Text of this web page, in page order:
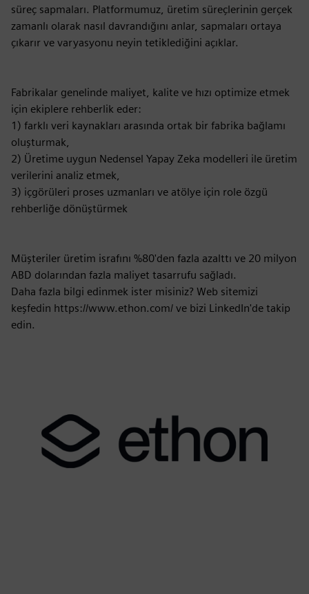
süreç sapmaları. Platformumuz, üretim süreçlerinin gerçek
zamanlı olarak nasıl davrandığını anlar, sapmaları ortaya
çıkarır ve varyasyonu neyin tetiklediğini açıklar.
Fabrikalar genelinde maliyet, kalite ve hızı optimize etmek
için ekiplere rehberlik eder:
1) farklı veri kaynakları arasında ortak bir fabrika bağlamı
oluşturmak,
2) Üretime uygun Nedensel Yapay Zeka modelleri ile üretim
verilerini analiz etmek,
3) içgörüleri proses uzmanları ve atölye için role özgü
rehberliğe dönüştürmek
Müşteriler üretim israfını %80'den fazla azalttı ve 20 milyon
ABD dolarından fazla maliyet tasarrufu sağladı.
Daha fazla bilgi edinmek ister misiniz? Web sitemizi
keşfedin https://www.ethon.com/ ve bizi LinkedIn'de takip
edin.